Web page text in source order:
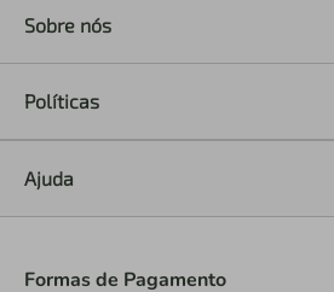
Sobre nós
Políticas
Ajuda
Formas de Pagamento